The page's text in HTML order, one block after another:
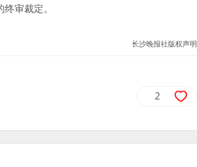
审裁定。
长沙晚报社版权声明
2